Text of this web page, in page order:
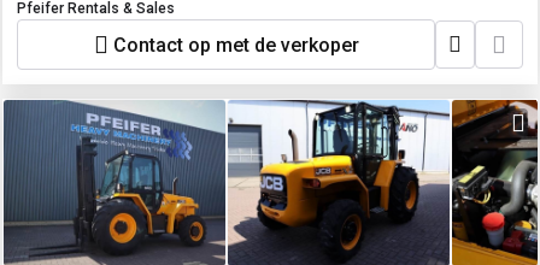
Pfeifer Rentals & Sales
Contact op met de verkoper